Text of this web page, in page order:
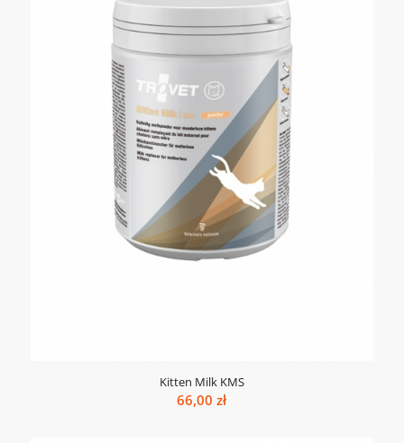
Kitten Milk KMS
66,00zł